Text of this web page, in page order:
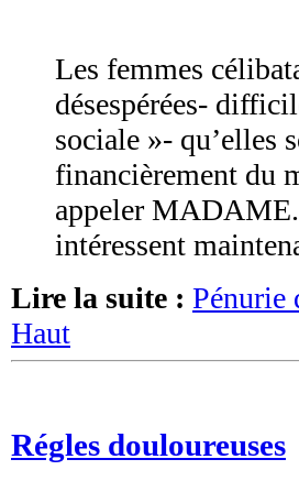
Les femmes
désespérées-
sociale »- qu’elles
financièrement du
appeler
intéressent
Lire la suite : Pénurie
Haut
Régles douloureuses